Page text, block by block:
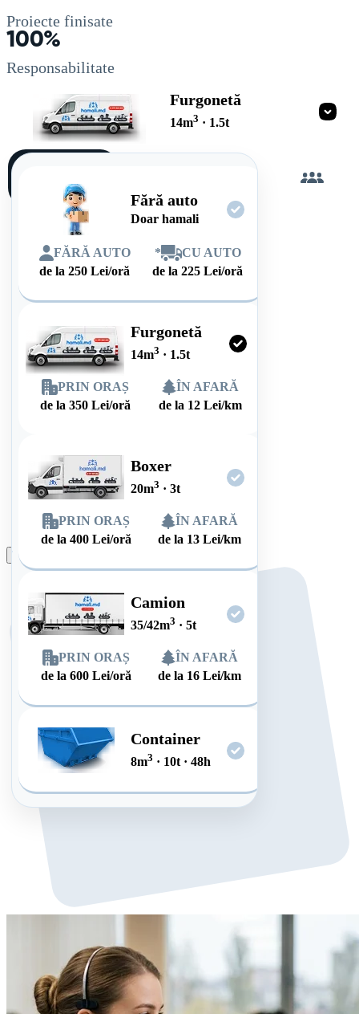
Proiecte finisate
100%
Responsabilitate
Furgonetă
14m3 · 1.5t
Fără auto
Doar hamali
FĂRĂ AUTO
de la250 Lei/oră
*
CU AUTO
de la225 Lei/oră
Furgonetă
14m3 · 1.5t
PRIN ORAȘ
de la 350 Lei/oră
ÎN AFARĂ
de la 12 Lei/km
Boxer
20m3 · 3t
PRIN ORAȘ
de la400 Lei/oră
ÎN AFARĂ
de la 13 Lei/km
Camion
35/42m3 · 5t
PRIN ORAȘ
de la600 Lei/oră
ÎN AFARĂ
de la 16 Lei/km
Container
8m3 · 10t · 48h
singur
Plasează comanda